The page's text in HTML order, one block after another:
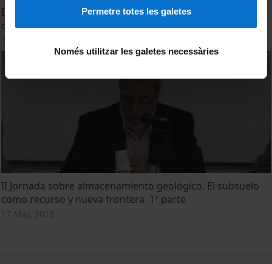
Permetre totes les galetes
Només utilitzar les galetes necessàries
II Jornada sobre almacenamiento geológico. El subsuelo
como recurso y nueva frontera. 2ª parte
II Jornada sobre almacenamiento geológico. El subsuelo
como recurso y nueva frontera. 1ª parte
17 May, 2013